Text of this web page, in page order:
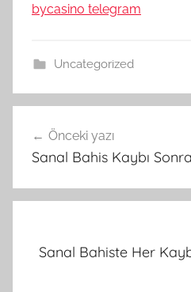
bycasino telegram
Uncategorized
gezinmesi
Önceki yazı
Sanal Bahis Kaybı
Sanal Bahiste Her